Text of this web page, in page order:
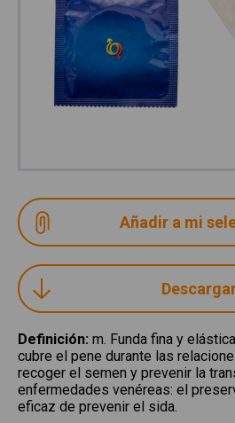
Definición: m. Funda fina y
cubre el pene durante las
recoger el semen y prevenir la
enfermedades venéreas: el
eficaz de prevenir el sida.